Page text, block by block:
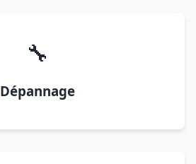
🔧
Dépannage